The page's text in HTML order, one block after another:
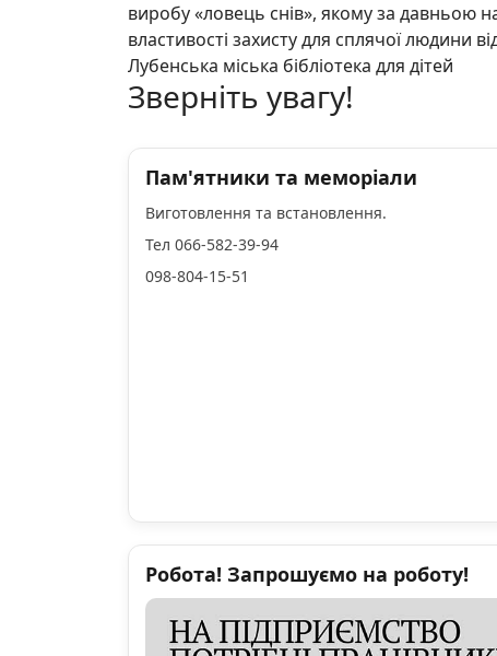
виробу «ловець снів», якому за давньою
властивості захисту для сплячої людини
Лубенська міська бібліотека для дітей
Зверніть увагу!
Пам'ятники та меморіали
Виготовлення та встановлення.
Тел 066-582-39-94
098-804-15-51
Робота! Запрошуємо на роботу!